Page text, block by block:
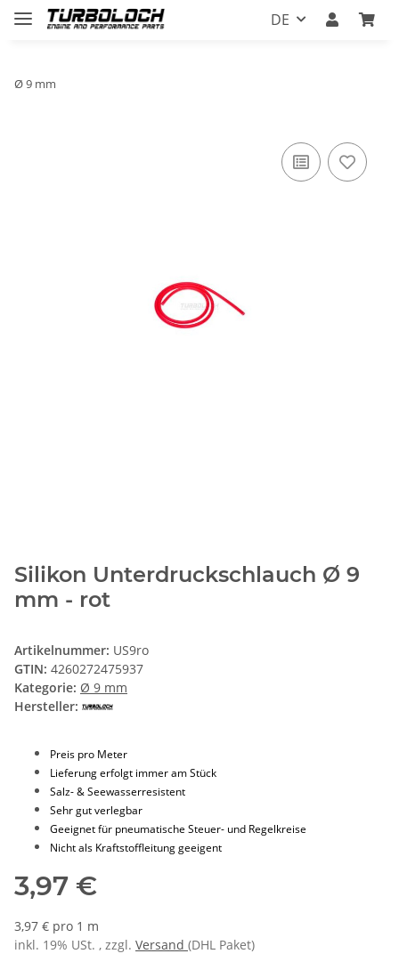
DE
Ø 9 mm
Silikon Unterdruckschlauch Ø 9
mm - rot
Artikelnummer: US9ro
GTIN: 4260272475937
Kategorie: Ø 9 mm
Hersteller:
Preis pro Meter
Lieferung erfolgt immer am Stück
Salz- & Seewasserresistent
Sehr gut verlegbar
Geeignet für pneumatische Steuer- und Regelkreise
Nicht als Kraftstoffleitung geeigent
3,97 €
3,97 € pro 1 m
inkl. 19% USt. , zzgl. Versand (DHL Paket)